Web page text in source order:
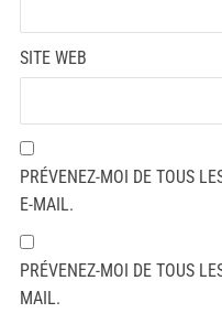
SITE WEB
PRÉVENEZ-MOI DE TOUS
E-MAIL.
PRÉVENEZ-MOI DE TOUS
MAIL.